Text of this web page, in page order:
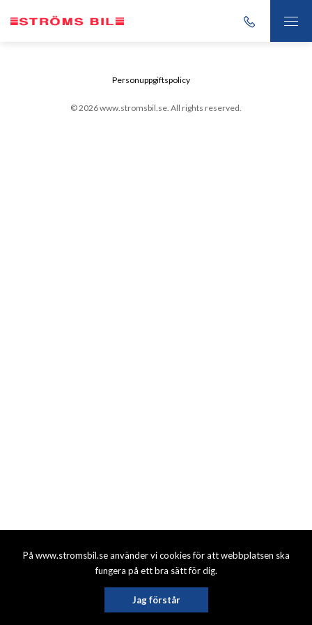
På www.stromsbil.se använder vi cookies för att webbplatsen ska
fungera på ett bra sätt för dig.
Jag förstår
© 2026 www.stromsbil.se. All rights reserved.
Personuppgiftspolicy